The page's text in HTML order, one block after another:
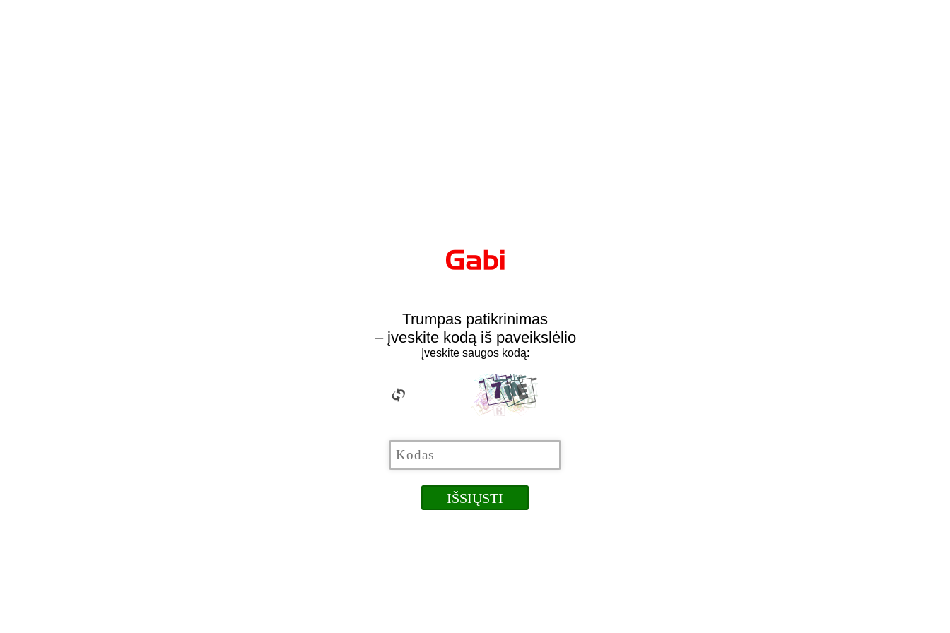
Trumpas patikrinimas
– įveskite kodą iš paveikslėlio
Įveskite saugos kodą: